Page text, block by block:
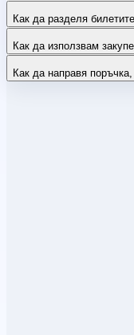
Как да разделя
Как да използвам
Как да направя